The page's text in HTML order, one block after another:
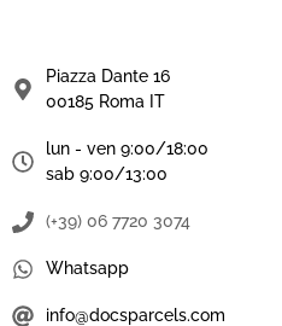
Piazza Dante 16
00185 Roma IT
lun - ven 9:00/18:00
sab 9:00/13:00
(+39) 06 7720 3074
Whatsapp
info@docsparcels.com